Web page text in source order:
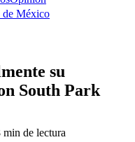
de México
su
South Park
min de lectura